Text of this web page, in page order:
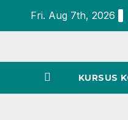
Fri. Aug 7th, 2026
KURSUS